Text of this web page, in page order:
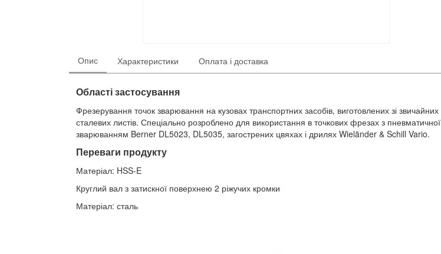
Опис Характеристики Оплата і доставка
Області застосування
Фрезерування точок зварювання на кузовах транспортних засобів, виготовлених зі звичайних
сталевих листів. Спеціально розроблено для використання в точкових фрезах з пневматичної
зварюванням Berner DL5023, DL5035, загострених цвяхах і дрилях Wieländer & Schill Vario.
Переваги продукту
Матеріал: HSS-E
Круглий вал з затискної поверхнею 2 ріжучих кромки
Матеріал: сталь